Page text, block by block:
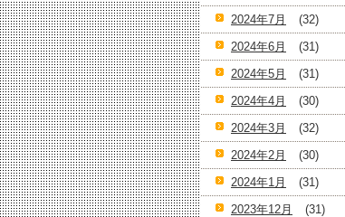
2024年7月
(32)
2024年6月
(31)
2024年5月
(31)
2024年4月
(30)
2024年3月
(32)
2024年2月
(30)
2024年1月
(31)
2023年12月
(31)